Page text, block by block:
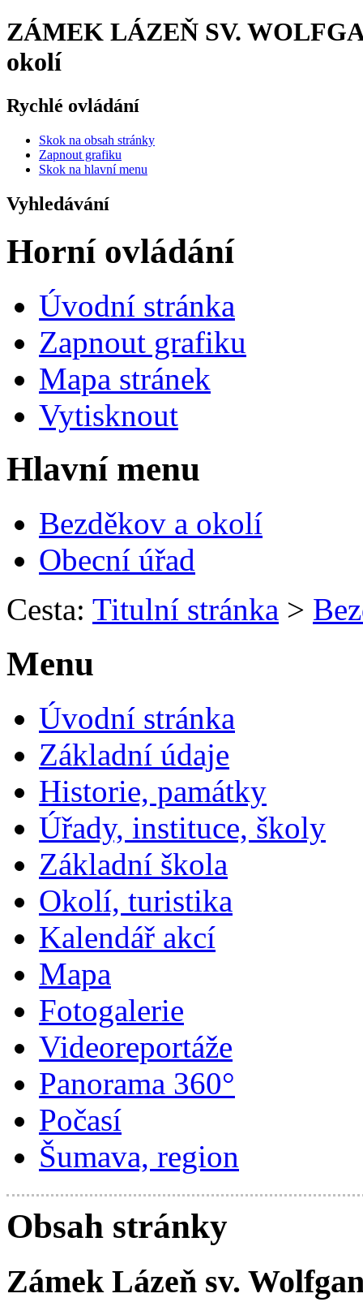
ZÁMEK LÁZEŇ SV.
okolí
Rychlé ovládání
Skok na obsah stránky
Zapnout grafiku
Skok na hlavní menu
Vyhledávání
Horní ovládání
Úvodní stránka
Zapnout grafiku
Mapa stránek
Vytisknout
Hlavní menu
Bezděkov a okolí
Obecní úřad
Cesta: Titulní stránka >
Menu
Úvodní stránka
Základní údaje
Historie, památky
Úřady, instituce, školy
Základní škola
Okolí, turistika
Kalendář akcí
Mapa
Fotogalerie
Videoreportáže
Panorama 360°
Počasí
Šumava, region
Obsah stránky
Zámek Lázeň sv.